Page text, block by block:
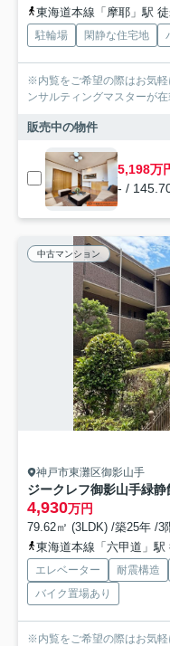
東海道本線「摩耶」駅
駐輪場 閑静な住宅地
※内覧をご希望の際はお気軽にご連絡くだ
ンサルティングマスターが
販売中の物件
5,198万
- /
中古マンション
神戸市東灘区御影山手
ジークレフ御影山手緑静
4,930万円
79.62㎡ (3LDK) /築25年 /3
東海道本線「六甲道」駅
エレベーター 耐震構造
バイク置場あり
※内覧をご希望の際はお気軽にご連絡くだ